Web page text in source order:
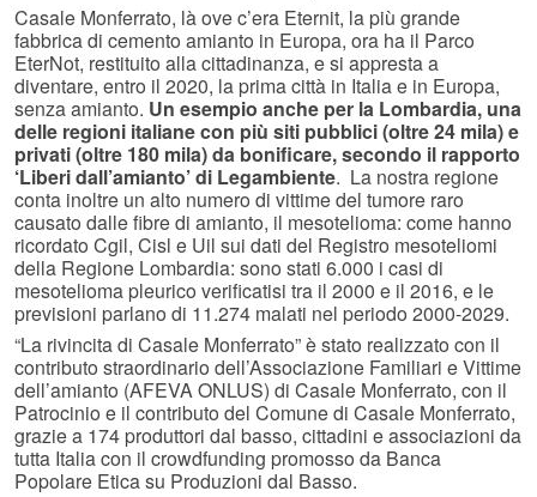
Casale Monferrato, là ove c’era Eternit, la più grande
fabbrica di cemento amianto in Europa, ora ha il Parco
EterNot, restituito alla cittadinanza, e si appresta a
diventare, entro il 2020, la prima città in Italia e in Europa,
senza amianto. Un esempio anche per la Lombardia, una
delle regioni italiane con più siti pubblici (oltre 24 mila) e
privati (oltre 180 mila) da bonificare, secondo il rapporto
‘Liberi dall’amianto’ di Legambiente. La nostra regione
conta inoltre un alto numero di vittime del tumore raro
causato dalle fibre di amianto, il mesotelioma: come hanno
ricordato Cgil, Cisl e Uil sui dati del Registro mesoteliomi
della Regione Lombardia: sono stati 6.000 i casi di
mesotelioma pleurico verificatisi tra il 2000 e il 2016, e le
previsioni parlano di 11.274 malati nel periodo 2000-2029.
“La rivincita di Casale Monferrato” è stato realizzato con il
contributo straordinario dell’Associazione Familiari e Vittime
dell’amianto (AFEVA ONLUS) di Casale Monferrato, con il
Patrocinio e il contributo del Comune di Casale Monferrato,
grazie a 174 produttori dal basso, cittadini e associazioni da
tutta Italia con il crowdfunding promosso da Banca
Popolare Etica su Produzioni dal Basso.